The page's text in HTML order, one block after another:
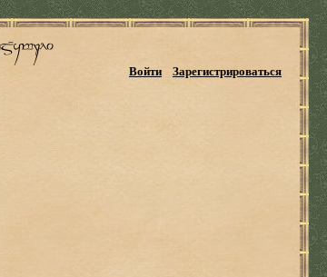
Войти Зарегистрироваться